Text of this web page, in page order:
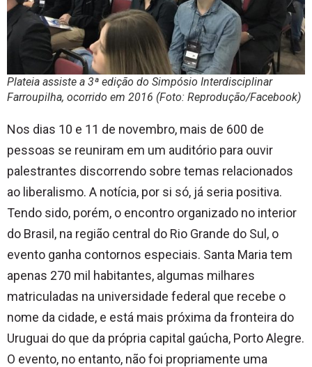
Plateia assiste a 3ª edição do Simpósio Interdisciplinar
Farroupilha, ocorrido em 2016 (Foto: Reprodução/Facebook)
Nos dias 10 e 11 de novembro, mais de 600 de
pessoas se reuniram em um auditório para ouvir
palestrantes discorrendo sobre temas relacionados
ao liberalismo. A notícia, por si só, já seria positiva.
Tendo sido, porém, o encontro organizado no interior
do Brasil, na região central do Rio Grande do Sul, o
evento ganha contornos especiais. Santa Maria tem
apenas 270 mil habitantes, algumas milhares
matriculadas na universidade federal que recebe o
nome da cidade, e está mais próxima da fronteira do
Uruguai do que da própria capital gaúcha, Porto Alegre.
O evento, no entanto, não foi propriamente uma